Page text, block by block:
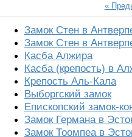
«
Замок Стен в
Замок Стен в
Касба Алжира
Касба (крепость) в
Крепость Аль-Кала
Выборгский замок
Епископский замок-
Замок Германа в
Замок Тоомпеа в